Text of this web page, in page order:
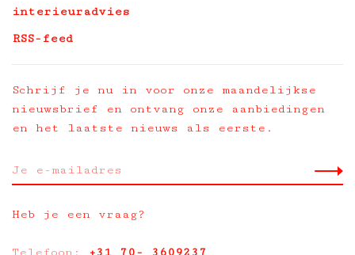
interieuradvies
RSS-feed
Schrijf je nu in voor onze maandelijkse
nieuwsbrief en ontvang onze aanbiedingen
en het laatste nieuws als eerste.
Heb je een vraag?
Telefoon: +31 70- 3609237